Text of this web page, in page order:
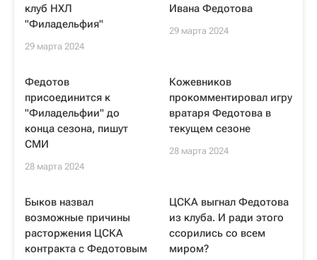
клуб НХЛ
"Филадельфия"
29 марта 2024
Ивана Федотова
29 марта 2024
Федотов
присоединится к
"Филадельфии" до
конца сезона, пишут
СМИ
28 марта 2024
Кожевников
прокомментировал игру
вратаря Федотова в
текущем сезоне
28 марта 2024
Быков назвал
возможные причины
расторжения ЦСКА
контракта с Федотовым
ЦСКА выгнал Федотова
из клуба. И ради этого
ссорились со всем
миром?